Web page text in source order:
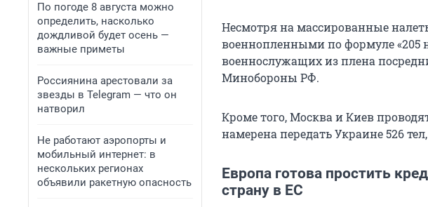
По погоде 8 августа можно
определить, насколько
дождливой будет осень —
важные приметы
Россиянина арестовали за
звезды в Telegram — что он
натворил
Не работают аэропорты и
мобильный интернет: в
нескольких регионах
объявили ракетную опасность
Несмотря на массированные
военнопленными по формуле «205
военнослужащих из плена
Минобороны РФ.
Кроме того, Москва и Киев
намерена передать Украине 526
Европа готова простить
страну в ЕС